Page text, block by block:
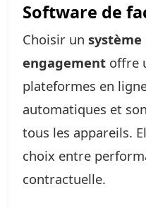
Software de
Choisir un
engagement offre
plateformes en
automatiques et
tous les appareils.
choix entre
contractuelle.